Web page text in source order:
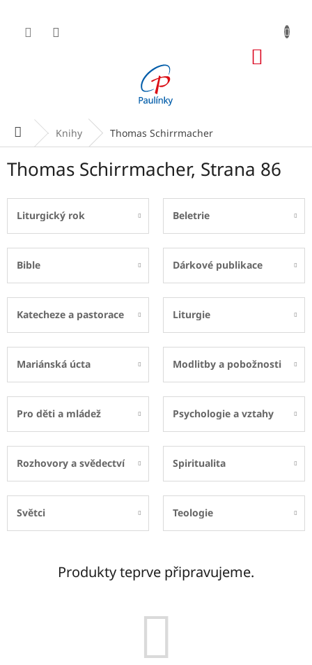
obsah
Domů Knihy Thomas Schirrmacher
Thomas Schirrmacher, Strana 86
Liturgický rok Beletrie
Bible Dárkové publikace
Katecheze a pastorace Liturgie
Mariánská úcta Modlitby a pobožnosti
Pro děti a mládež Psychologie a vztahy
Rozhovory a svědectví Spiritualita
Světci Teologie
Produkty teprve připravujeme.